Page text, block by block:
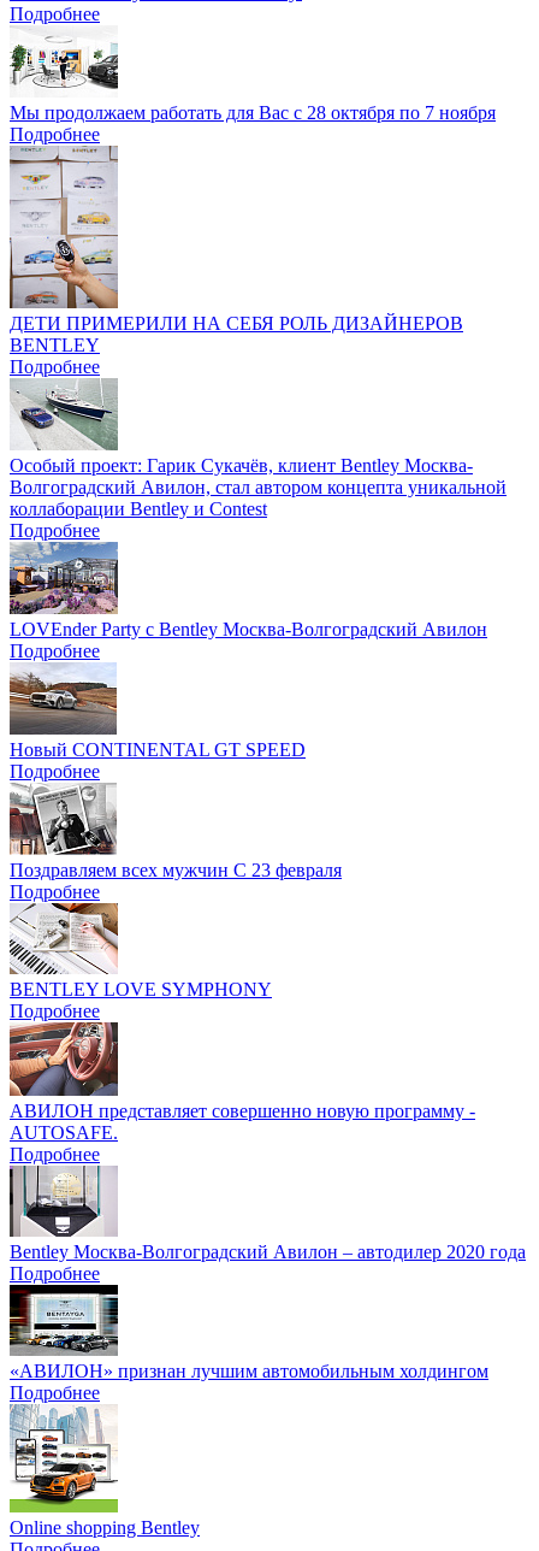
Подробнее
Мы продолжаем работать для Вас с 28 октября по 7 ноября
Подробнее
ДЕТИ ПРИМЕРИЛИ НА СЕБЯ РОЛЬ ДИЗАЙНЕРОВ
BENTLEY
Подробнее
Особый проект: Гарик Сукачёв, клиент Bentley Москва-
Волгоградский Авилон, стал автором концепта уникальной
коллаборации Bentley и Contest
Подробнее
LOVEnder Party с Bentley Москва-Волгоградский Авилон
Подробнее
Новый CONTINENTAL GT SPEED
Подробнее
Поздравляем всех мужчин С 23 февраля
Подробнее
BENTLEY LOVE SYMPHONY
Подробнее
АВИЛОН представляет совершенно новую программу -
AUTOSAFE.
Подробнее
Bentley Москва-Волгоградский Авилон – автодилер 2020 года
Подробнее
«АВИЛОН» признан лучшим автомобильным холдингом
Подробнее
Online shopping Bentley